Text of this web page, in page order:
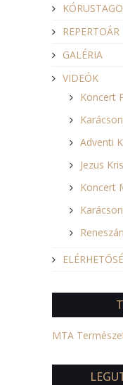
REPERTOÁR
GALÉRIA
VIDEÓK
Koncert
Adventi
Jezus
Koncert
MTA